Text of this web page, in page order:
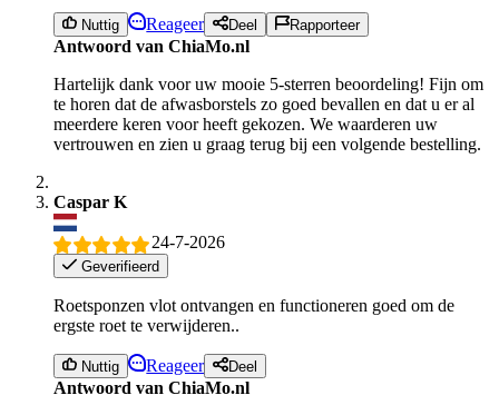
Nuttig Reageer Deel Rapporteer
Antwoord van ChiaMo.nl
Hartelijk dank voor uw mooie 5-sterren beoordeling! Fijn om
te horen dat de afwasborstels zo goed bevallen en dat u er al
meerdere keren voor heeft gekozen. We waarderen uw
vertrouwen en zien u graag terug bij een volgende bestelling.
Caspar K
24-7-2026
Geverifieerd
Roetsponzen vlot ontvangen en functioneren goed om de
ergste roet te verwijderen..
Nuttig Reageer Deel
Antwoord van ChiaMo.nl